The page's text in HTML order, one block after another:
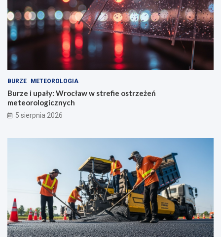
BURZE METEOROLOGIA
Burze i upały: Wrocław w strefie ostrzeżeń
meteorologicznych
5 sierpnia 2026